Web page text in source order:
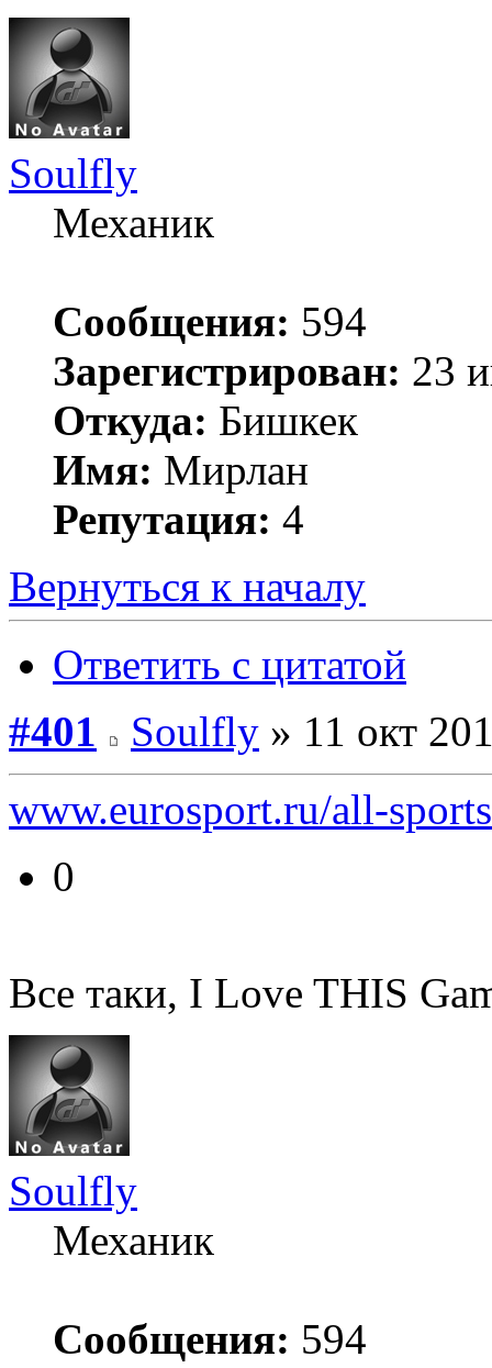
Soulfly
Механик
Сообщения: 594
Зарегистрирован: 23
Откуда: Бишкек
Имя: Мирлан
Репутация: 4
Вернуться к началу
Ответить с цитатой
#401
Soulfly » 11 окт
www.eurosport.ru/all-
0
Все таки, I Love THIS
Soulfly
Механик
Сообщения: 594